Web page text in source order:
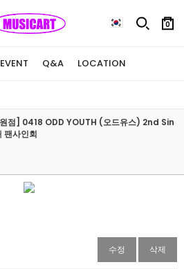
0
EVENT Q&A LOCATION
점] 0418 ODD YOUTH (오드유스) 2nd Sin
사인회
수정 삭제